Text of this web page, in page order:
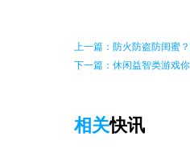
上一篇：防火防盗防闺蜜
下一篇：休闲益智类游戏
相关快讯